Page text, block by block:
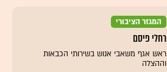
המגזר הציבורי
רחלי פיסם
ראש אגף משאבי אנוש בשירותי הכבאות
וההצלה